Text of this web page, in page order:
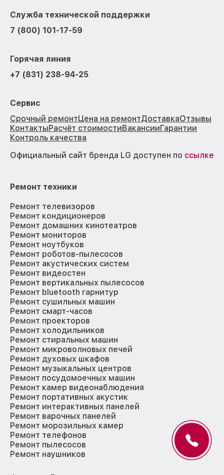
Служба технической поддержки
7 (800) 101-17-59
Горячая линия
+7 (831) 238-94-25
Сервис
Срочный ремонтЦена на ремонтДоставкаОтзывы
КонтактыРасчёт стоимостиВакансииГарантии
Контроль качества
Официальный сайт бренда LG доступен по ссылке
Ремонт техники
Ремонт телевизоров
Ремонт кондиционеров
Ремонт домашних кинотеатров
Ремонт мониторов
Ремонт ноутбуков
Ремонт роботов-пылесосов
Ремонт акустических систем
Ремонт видеостен
Ремонт вертикальных пылесосов
Ремонт bluetooth гарнитур
Ремонт сушильных машин
Ремонт смарт-часов
Ремонт проекторов
Ремонт холодильников
Ремонт стиральных машин
Ремонт микроволновых печей
Ремонт духовых шкафов
Ремонт музыкальных центров
Ремонт посудомоечных машин
Ремонт камер видеонаблюдения
Ремонт портативных акустик
Ремонт интерактивных панелей
Ремонт варочных панелей
Ремонт морозильных камер
Ремонт телефонов
Ремонт пылесосов
Ремонт наушников